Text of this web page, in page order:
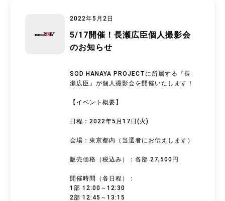
2022年5月2日
5/17開催！長瀬広臣個人撮影会
のお知らせ
SOD HANAYA PROJECTに所属する『長
瀬広臣』が個人撮影会を開催いたします！
【イベント概要】
日程：2022年5月17日(火)
会場：東京都内（当選者にお伝えします）
販売価格（税込み）：各部 27,500円
開催時間（各日程）：
1部 12:00～12:30
2部 12:45～13:15